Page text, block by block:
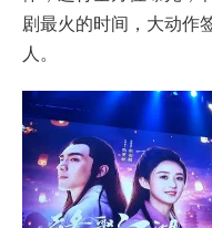
剧最火的时间，大动作
人。